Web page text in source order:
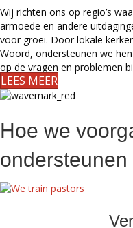
Wij richten ons op regio’s
armoede en andere
voor groei. Door lokale
Woord, ondersteunen we
op de vragen en problemen
LEES MEER
Hoe we
ondersteunen